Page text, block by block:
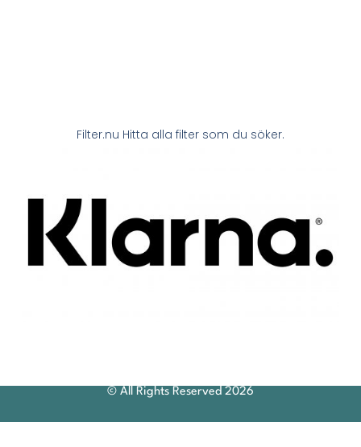
Filter.nu Hitta alla filter som du söker.
© All Rights Reserved 2026